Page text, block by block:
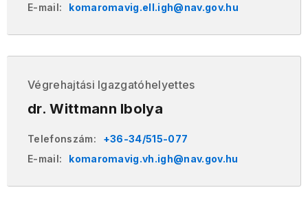
E-mail:
komaromavig.ell.igh@nav.gov.hu
Végrehajtási Igazgatóhelyettes
dr. Wittmann Ibolya
Telefonszám:
+36-34/515-077
E-mail:
komaromavig.vh.igh@nav.gov.hu